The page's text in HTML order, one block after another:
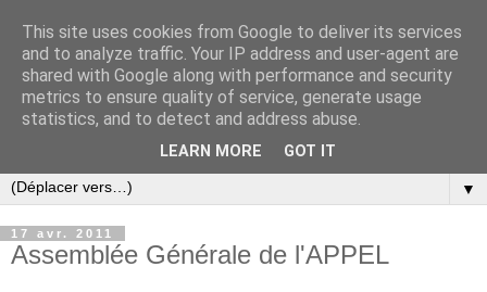
▼
17 avr. 2011
Assemblée Générale de l'APPEL
This site uses cookies from Google to deliver its services
and to analyze traffic. Your IP address and user-agent are
shared with Google along with performance and security
metrics to ensure quality of service, generate usage
statistics, and to detect and address abuse.
LEARN MORE GOT IT